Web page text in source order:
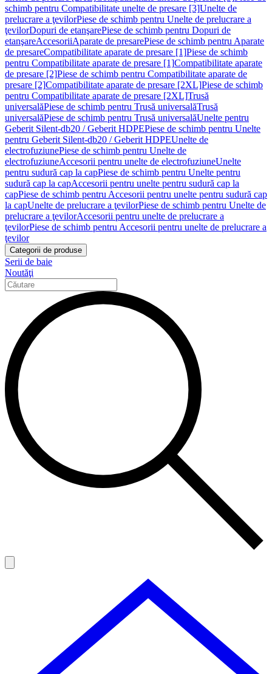
schimb pentru Compatibilitate unelte de presare [3]Unelte de
prelucrare a ţevilorPiese de schimb pentru Unelte de prelucrare a
ţevilorDopuri de etanşarePiese de schimb pentru Dopuri de
etanşareAccesoriiAparate de presarePiese de schimb pentru Aparate
de presareCompatibilitate aparate de presare [1]Piese de schimb
pentru Compatibilitate aparate de presare [1]Compatibilitate aparate
de presare [2]Piese de schimb pentru Compatibilitate aparate de
presare [2]Compatibilitate aparate de presare [2XL]Piese de schimb
pentru Compatibilitate aparate de presare [2XL]Trusă
universalăPiese de schimb pentru Trusă universalăTrusă
universalăPiese de schimb pentru Trusă universalăUnelte pentru
Geberit Silent-db20 / Geberit HDPEPiese de schimb pentru Unelte
pentru Geberit Silent-db20 / Geberit HDPEUnelte de
electrofuziunePiese de schimb pentru Unelte de
electrofuziuneAccesorii pentru unelte de electrofuziuneUnelte
pentru sudură cap la capPiese de schimb pentru Unelte pentru
sudură cap la capAccesorii pentru unelte pentru sudură cap la
capPiese de schimb pentru Accesorii pentru unelte pentru sudură cap
la capUnelte de prelucrare a ţevilorPiese de schimb pentru Unelte de
prelucrare a ţevilorAccesorii pentru unelte de prelucrare a
ţevilorPiese de schimb pentru Accesorii pentru unelte de prelucrare a
ţevilor
Categorii de produse
Serii de baie
Noutăţi